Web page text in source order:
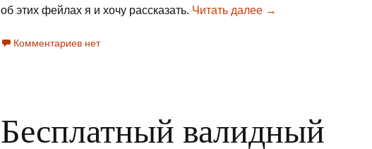
об этих фейлах я и хочу рассказать. Читать далее Про Active Cloud
→
Комментариев нет
Бесплатный валидный